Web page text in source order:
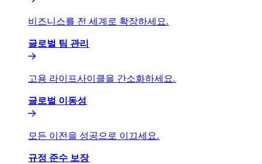
비즈니스를 전 세계로 확장하세요.​​
글로벌 팀 관리​​
고용 라이프사이클을 간소화하세요.​​
글로벌 이동성​​
모든 이전을 성공으로 이끄세요.​​
규정 준수 보장​​